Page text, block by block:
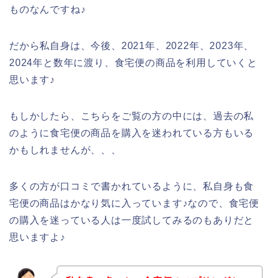
ものなんですね♪
だから私自身は、今後、2021年、2022年、2023年、
2024年と数年に渡り、食宅便の商品を利用していくと
思います♪
もしかしたら、こちらをご覧の方の中には、過去の私
のように食宅便の商品を購入を迷われている方もいる
かもしれませんが、、、
多くの方が口コミで書かれているように、私自身も食
宅便の商品はかなり気に入っています♪なので、食宅便
の購入を迷っている人は一度試してみるのもありだと
思いますよ♪